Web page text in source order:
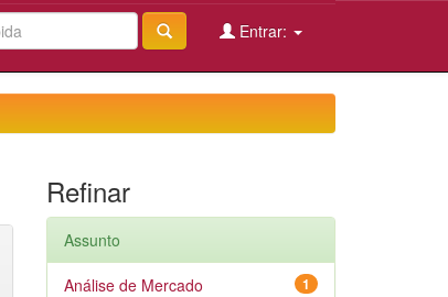
Entrar:
Refinar
Assunto
1
Análise de Mercado